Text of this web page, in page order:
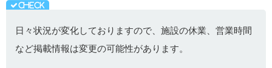
日々状況が変化しておりますので、施設の休業、営業時間
など掲載情報は変更の可能性があります。